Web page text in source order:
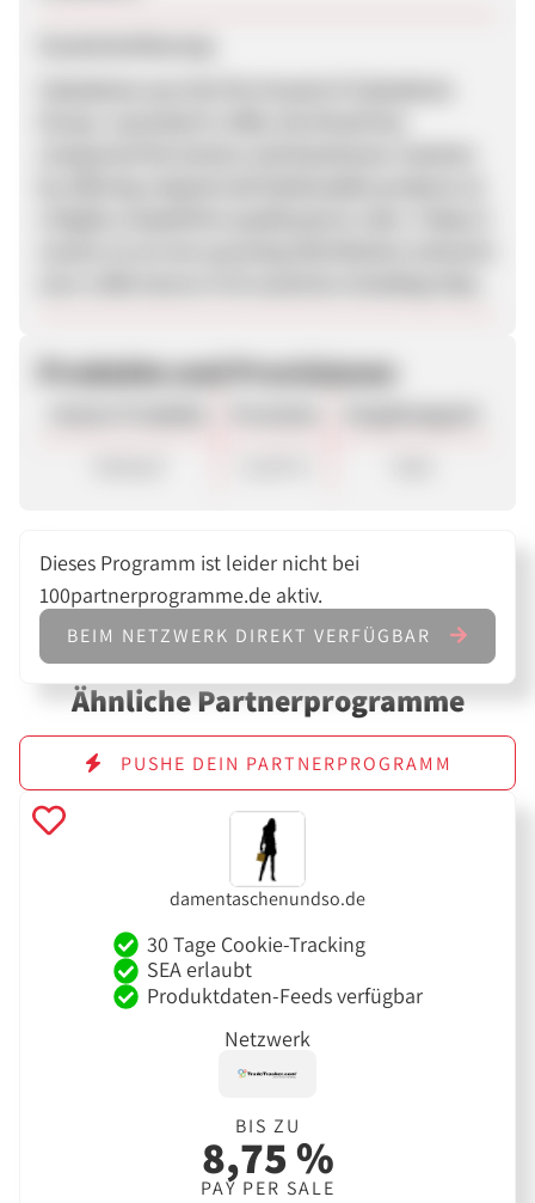
Produkte und Provisionen
Dieses Programm ist leider nicht bei
100partnerprogramme.de aktiv.
BEIM NETZWERK DIREKT VERFÜGBAR
Ähnliche Partnerprogramme
PUSHE DEIN PARTNERPROGRAMM
damentaschenundso.de
30 Tage Cookie-Tracking
SEA erlaubt
Produktdaten-Feeds verfügbar
Netzwerk
BIS ZU
8,75 %
PAY PER SALE